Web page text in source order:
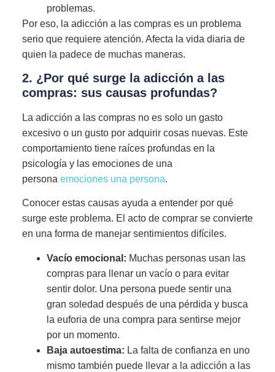
problemas.
Por eso, la adicción a las compras es un problema
serio que requiere atención. Afecta la vida diaria de
quien la padece de muchas maneras.
2. ¿Por qué surge la adicción a las
compras: sus causas profundas?
La adicción a las compras no es solo un gasto
excesivo o un gusto por adquirir cosas nuevas. Este
comportamiento tiene raíces profundas en la
psicología y las emociones de una
persona emociones una persona.
Conocer estas causas ayuda a entender por qué
surge este problema. El acto de comprar se convierte
en una forma de manejar sentimientos difíciles.
Vacío emocional: Muchas personas usan las
compras para llenar un vacío o para evitar
sentir dolor. Una persona puede sentir una
gran soledad después de una pérdida y busca
la euforia de una compra para sentirse mejor
por un momento.
Baja autoestima: La falta de confianza en uno
mismo también puede llevar a la adicción a las